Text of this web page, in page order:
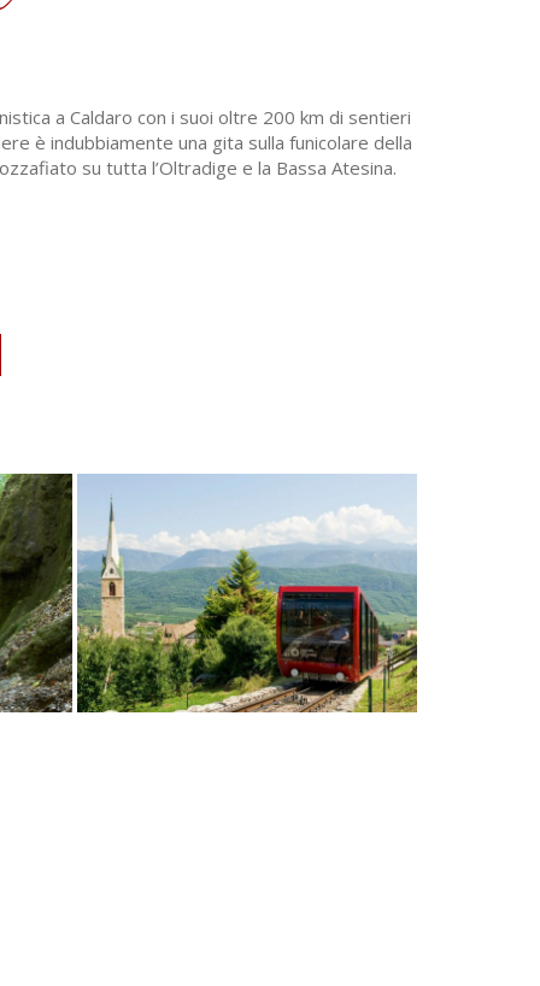
a Caldaro con i suoi oltre 200 km di sentieri
è indubbiamente una gita sulla funicolare della
su tutta l’Oltradige e la Bassa Atesina.